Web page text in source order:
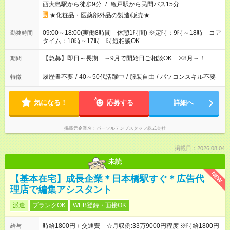
西大島駅から徒歩9分 / 亀戸駅から民間バス15分
★化粧品・医薬部外品の製造/販売★
勤務時間
09:00～18:00(実働8時間 休憩1時間) ※定時：9時～18時 コア
タイム：10時～17時 時短相談OK
期間 【急募】即日～長期 ～9月で開始日ご相談OK ※8月～！
特徴 履歴書不要 / 40～50代活躍中 / 服装自由 / パソコンスキル不要
気になる！ 応募する 詳細へ
掲載元企業名 パーソルテンプスタッフ株式会社
掲載日：2026.08.04
未読
NEW
【基本在宅】成長企業＊日本橋駅すぐ＊広告代
理店で編集アシスタント
派遣 ブランクOK WEB登録・面接OK
給与
時給1800円＋交通費 ☆月収例:33万9000円程度 ※時給1800円